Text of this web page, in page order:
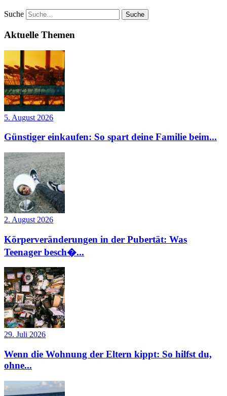
Suche
Aktuelle Themen
5. August 2026
Günstiger einkaufen: So spart deine Familie beim...
2. August 2026
Körperveränderungen in der Pubertät: Was
Teenager besch�...
29. Juli 2026
Wenn die Wohnung der Eltern kippt: So hilfst du,
ohne...